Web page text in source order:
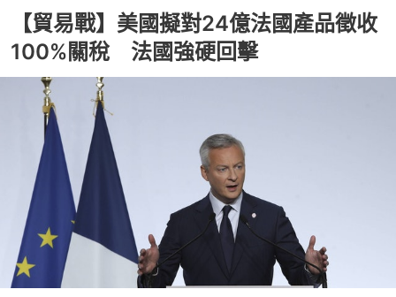
【貿易戰】美國擬對24億法國產品徵收
100%關稅 法國強硬回擊